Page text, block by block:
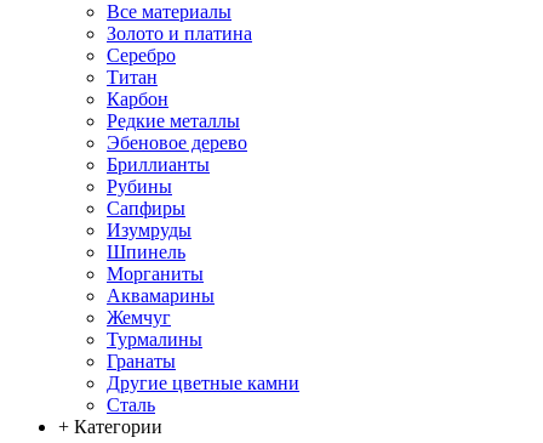
Все материалы
Золото и платина
Серебро
Титан
Карбон
Редкие металлы
Эбеновое дерево
Бриллианты
Рубины
Сапфиры
Изумруды
Шпинель
Морганиты
Аквамарины
Жемчуг
Турмалины
Гранаты
Другие цветные камни
Сталь
+ Категории